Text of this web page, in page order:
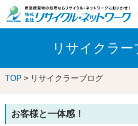
リサイクラ
TOP > リサイクラーブログ
お客様と一体感！